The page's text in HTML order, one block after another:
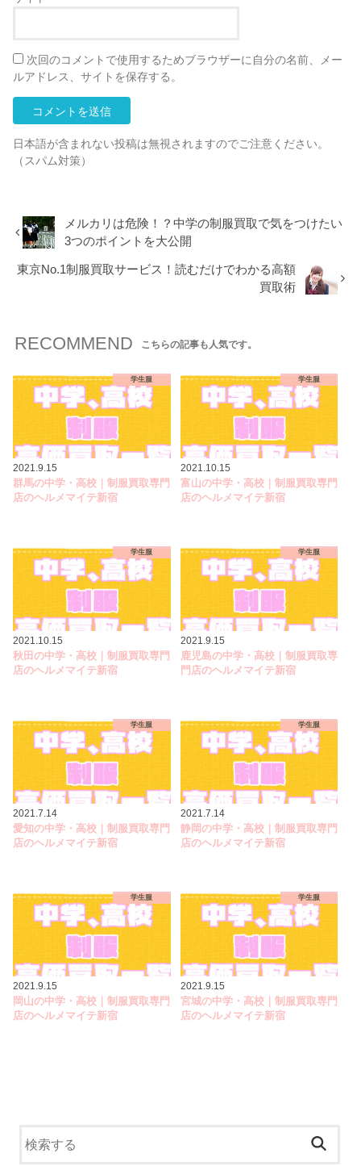
次回のコメントで使用するためブラウザーに自分の名前、メー
ルアドレス、サイトを保存する。
日本語が含まれない投稿は無視されますのでご注意ください。
（スパム対策）
メルカリは危険！？中学の制服買取で気をつけたい
3つのポイントを大公開
東京No.1制服買取サービス！読むだけでわかる高額
買取術
RECOMMEND こちらの記事も人気です。
学生服
2021.9.15
群馬の中学・高校｜制服買取専門
店のヘルメマイテ新宿
学生服
2021.10.15
富山の中学・高校｜制服買取専門
店のヘルメマイテ新宿
学生服
2021.10.15
秋田の中学・高校｜制服買取専門
店のヘルメマイテ新宿
学生服
2021.9.15
鹿児島の中学・高校｜制服買取専
門店のヘルメマイテ新宿
学生服
2021.7.14
愛知の中学・高校｜制服買取専門
店のヘルメマイテ新宿
学生服
2021.7.14
静岡の中学・高校｜制服買取専門
店のヘルメマイテ新宿
学生服
2021.9.15
岡山の中学・高校｜制服買取専門
店のヘルメマイテ新宿
学生服
2021.9.15
宮城の中学・高校｜制服買取専門
店のヘルメマイテ新宿